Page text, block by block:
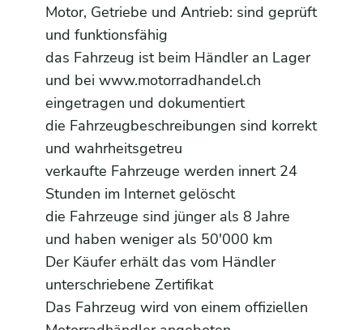
Motor, Getriebe und Antrieb: sind geprüft
und funktionsfähig
das Fahrzeug ist beim Händler an Lager
und bei www.motorradhandel.ch
eingetragen und dokumentiert
die Fahrzeugbeschreibungen sind korrekt
und wahrheitsgetreu
verkaufte Fahrzeuge werden innert 24
Stunden im Internet gelöscht
die Fahrzeuge sind jünger als 8 Jahre
und haben weniger als 50'000 km
Der Käufer erhält das vom Händler
unterschriebene Zertifikat
Das Fahrzeug wird von einem offiziellen